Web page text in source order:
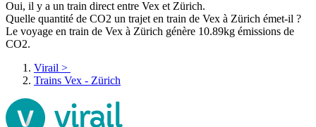
Oui, il y a un train direct entre Vex et Zürich.
Quelle quantité de CO2 un trajet en train de Vex à Zürich émet-il ?
Le voyage en train de Vex à Zürich génère 10.89kg émissions de
CO2.
Virail >
Trains Vex - Zürich